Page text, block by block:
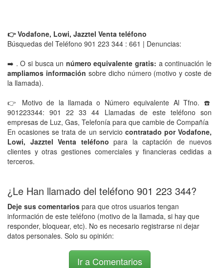
👉 Vodafone, Lowi, Jazztel Venta teléfono
Búsquedas del Teléfono 901 223 344 : 661 | Denuncias:
➡️ . O si busca un número equivalente gratis: a continuación le
ampliamos información sobre dicho número (motivo y coste de
la llamada).
👉 Motivo de la llamada o Número equivalente Al Tfno. ☎️
901223344: 901 22 33 44 Llamadas de este teléfono son
empresas de Luz, Gas, Telefonía para que cambie de Compañía
En ocasiones se trata de un servicio contratado por Vodafone,
Lowi, Jazztel Venta teléfono para la captación de nuevos
clientes y otras gestiones comerciales y financieras cedidas a
terceros.
¿Le Han llamado del teléfono 901 223 344?
Deje sus comentarios para que otros usuarios tengan
información de este teléfono (motivo de la llamada, si hay que
responder, bloquear, etc). No es necesario registrarse ni dejar
datos personales. Solo su opinión:
Ir a Comentarios